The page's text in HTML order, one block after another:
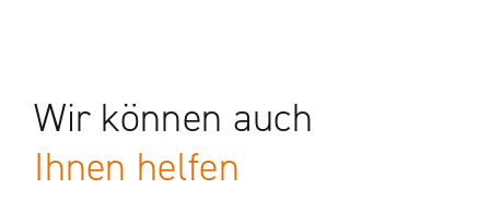
FALLSTUDIEN
Wir können auch
Ihnen helfen